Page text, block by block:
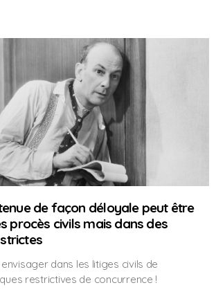
de façon déloyale peut être
procès civils mais dans des
dans les litiges civils de
restrictives de concurrence !